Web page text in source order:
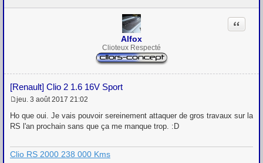
a
Alfox
Clioteux Respecté
[Renault] Clio 2 1.6 16V Sport
Citation
e
s
s
g
e
jeu. 3 août 2017 21:02
Ho que oui. Je vais pouvoir sereinement attaquer de gros travaux sur la
RS l'an prochain sans que ça me manque trop. :D
Clio RS 2000 238 000 Kms